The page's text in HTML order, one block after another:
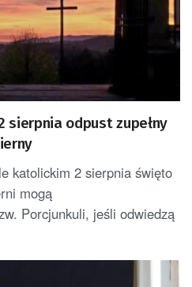
sierpnia odpust zupełny
katolickim 2 sierpnia święto
mogą
Porcjunkuli, jeśli odwiedzą